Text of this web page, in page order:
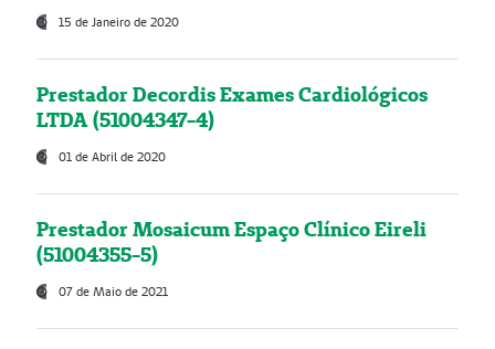
15 de Janeiro de 2020
Prestador Decordis Exames Cardiológicos
LTDA (51004347-4)
01 de Abril de 2020
Prestador Mosaicum Espaço Clínico Eireli
(51004355-5)
07 de Maio de 2021